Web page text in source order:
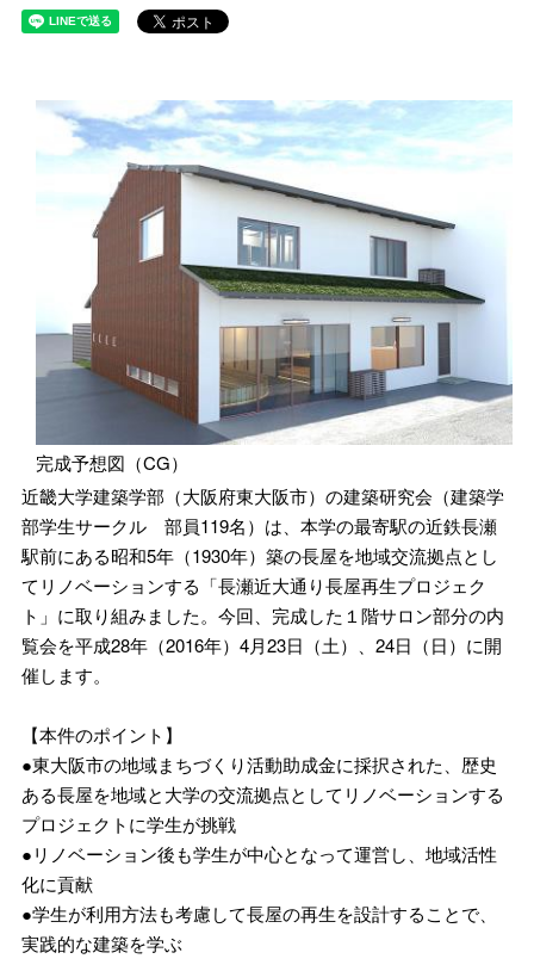
完成予想図（CG）
近畿大学建築学部（大阪府東大阪市）の建築研究会（建築学
部学生サークル 部員119名）は、本学の最寄駅の近鉄長瀬
駅前にある昭和5年（1930年）築の長屋を地域交流拠点とし
てリノベーションする「長瀬近大通り長屋再生プロジェク
ト」に取り組みました。今回、完成した１階サロン部分の内
覧会を平成28年（2016年）4月23日（土）、24日（日）に開
催します。
【本件のポイント】
●東大阪市の地域まちづくり活動助成金に採択された、歴史
ある長屋を地域と大学の交流拠点としてリノベーションする
プロジェクトに学生が挑戦
●リノベーション後も学生が中心となって運営し、地域活性
化に貢献
●学生が利用方法も考慮して長屋の再生を設計することで、
実践的な建築を学ぶ